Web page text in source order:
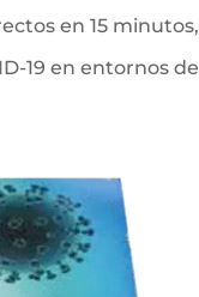
en 15 minutos,
19 en entornos de